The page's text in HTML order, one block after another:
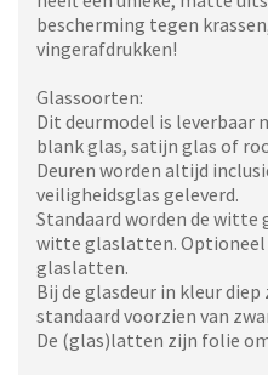
bescherming tegen
vingerafdrukken!
Glassoorten:
Dit deurmodel is leverbaar
blank glas, satijn glas of
Deuren worden altijd
veiligheidsglas geleverd.
Standaard worden de witte
witte glaslatten. Optioneel
glaslatten.
Bij de glasdeur in kleur
standaard voorzien van
De (glas)latten zijn folie